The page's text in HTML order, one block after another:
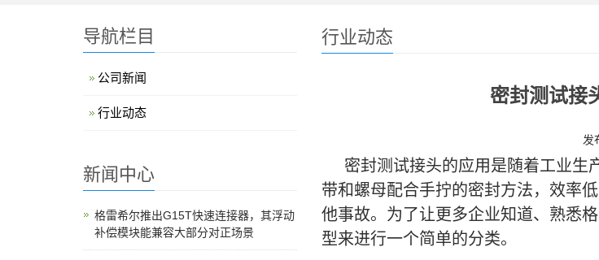
行业动态
密封测试接
发
密封测试接头的应用是随着工业生
带和螺母配合手拧的密封方法，效率
他事故。为了让更多企业知道、熟悉
型来进行一个简单的分类。
导航栏目
公司新闻
行业动态
新闻中心
格雷希尔推出G15T快速连接器，其浮动
补偿模块能兼容大部分对正场景